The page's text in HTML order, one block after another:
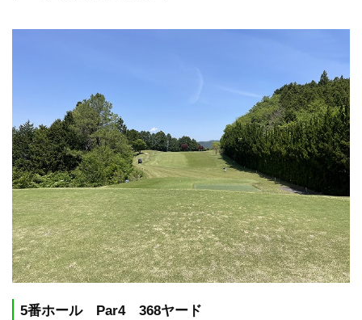
5番ホール Par4 368ヤード